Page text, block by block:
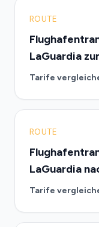
ROUTE
LaGuardia
Tarife
ROUTE
LaGuardia
Tarife